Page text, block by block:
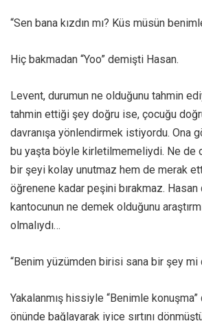
“Sen bana kızdın mı? Küs müsün
Hiç bakmadan “Yoo” demişti Hasan.
Levent, durumun ne olduğunu tahmin
tahmin ettiği şey doğru ise, çocuğu
davranışa yönlendirmek istiyordu. Ona
bu yaşta böyle kirletilmemeliydi. Ne de
bir şeyi kolay unutmaz hem de merak
öğrenene kadar peşini bırakmaz.
kantocunun ne demek olduğunu
olmalıydı…
“Benim yüzümden birisi sana bir şey mi
Yakalanmış hissiyle “Benimle
önünde bağlayarak iyice sırtını